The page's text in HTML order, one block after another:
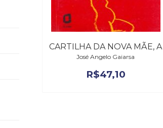
CARTILHA DA NOVA MÃE, A
José Angelo Gaiarsa
R$47,10